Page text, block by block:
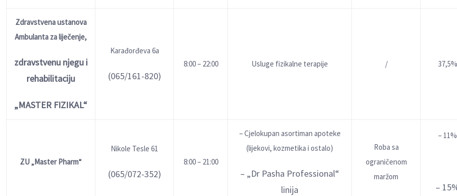
Zdravstvena ustanova
Ambulanta za liječenje,
zdravstvenu njegu i
rehabilitaciju
„MASTER FIZIKAL“
Karađorđeva 6a
(065/161-820)
8:00 – 22:00 Usluge fizikalne terapije / 37,5%
ZU „Master Pharm“
Nikole Tesle 61
(065/072-352)
8:00 – 21:00
– Cjelokupan asortiman apoteke
(lijekovi, kozmetika i ostalo)
– „Dr Pasha Professional“
linija
Roba sa
ograničenom
maržom
– 11%
–